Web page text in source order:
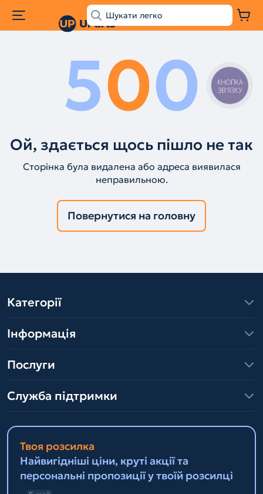
500
Ой, здається щось пішло не так
Сторінка була видалена або адреса виявилася
неправильною.
Повернутися на головну
Категорії
Інформація
Послуги
Служба підтримки
Твоя розсилка
Найвигідніші ціни, круті акції та
персональні пропозиції у твоїй розсилці
КНОПКА
ЗВ'ЯЗКУ